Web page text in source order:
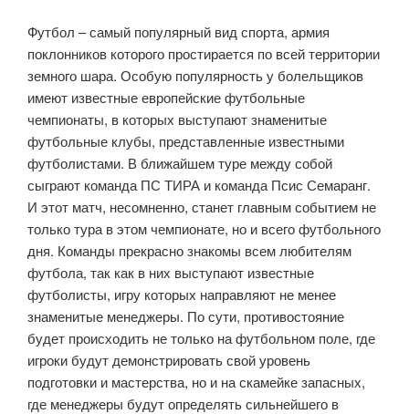
Футбол – самый популярный вид спорта, армия
поклонников которого простирается по всей территории
земного шара. Особую популярность у болельщиков
имеют известные европейские футбольные
чемпионаты, в которых выступают знаменитые
футбольные клубы, представленные известными
футболистами. В ближайшем туре между собой
сыграют команда ПС ТИРА и команда Псис Семаранг.
И этот матч, несомненно, станет главным событием не
только тура в этом чемпионате, но и всего футбольного
дня. Команды прекрасно знакомы всем любителям
футбола, так как в них выступают известные
футболисты, игру которых направляют не менее
знаменитые менеджеры. По сути, противостояние
будет происходить не только на футбольном поле, где
игроки будут демонстрировать свой уровень
подготовки и мастерства, но и на скамейке запасных,
где менеджеры будут определять сильнейшего в